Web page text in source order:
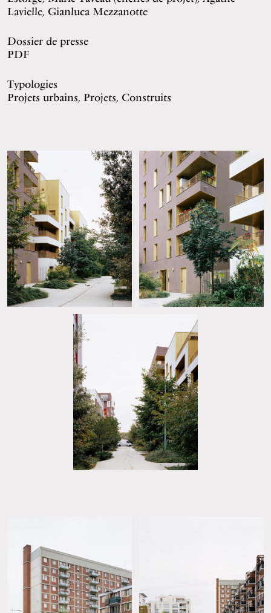
Lavielle, Gianluca Mezzanotte
Dossier de presse
PDF
Typologies
Projets urbains, Projets, Construits